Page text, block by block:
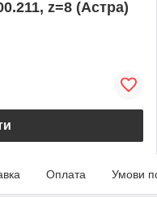
z=8 (Астра)
Оплата Умови